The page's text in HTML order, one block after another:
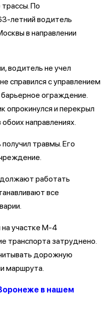
По
летний водитель
в направлении
водитель не учел
справился с управлением
ограждение.
опрокинулся и перекрыл
направлениях.
травмы. Его
работать
все
участке М-4
транспорта затруднено.
дорожную
маршрута.
в нашем